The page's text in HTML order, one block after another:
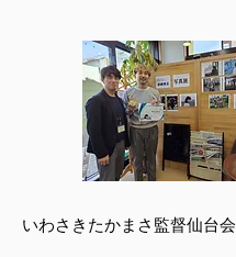
いわさきたかまさ監督仙台